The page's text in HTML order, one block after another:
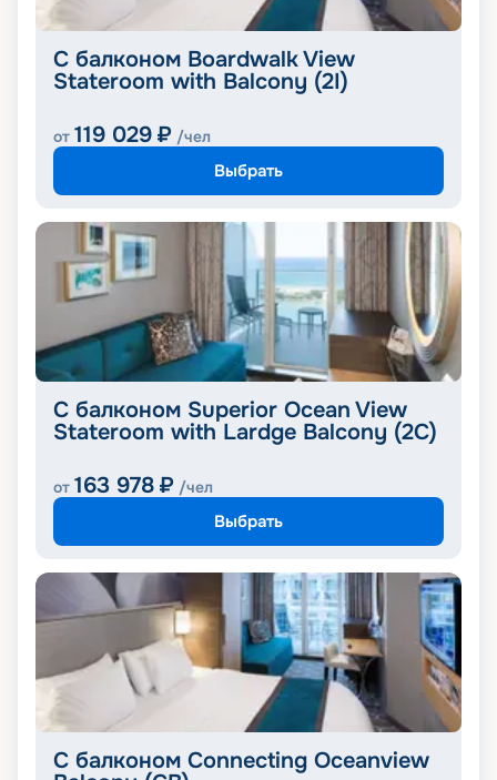
С балконом Boardwalk View
Stateroom with Balcony (2I)
от 119 029 ₽ /чел
Выбрать
С балконом Superior Ocean View
Stateroom with Lardge Balcony (2C)
от 163 978 ₽ /чел
Выбрать
С балконом Connecting Oceanview